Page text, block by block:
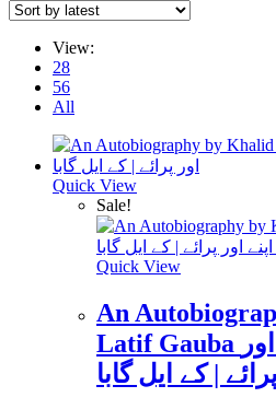
View:
28
56
All
Quick View
Sale!
Quick View
An
Latif Gauba کتاب کا نام: اپنے اور
پرائے | کے ایل گابا